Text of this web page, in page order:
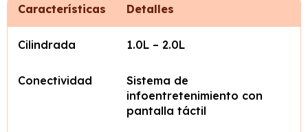
Características Detalles
Cilindrada 1.0L – 2.0L
Conectividad
Sistema de
infoentretenimiento con
pantalla táctil